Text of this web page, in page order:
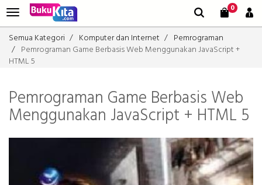
0
Semua Kategori Komputer dan Internet
Pemrograman
Pemrograman Game Berbasis Web Menggunakan JavaScript +
HTML 5
Pemrograman Game Berbasis Web
Menggunakan JavaScript + HTML 5